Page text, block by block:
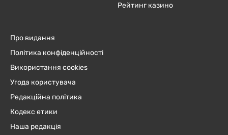
Рейтинг казино
Про видання
Політика конфіденційності
Використання cookies
Угода користувача
Редакційна політика
Кодекс етики
Наша редакція